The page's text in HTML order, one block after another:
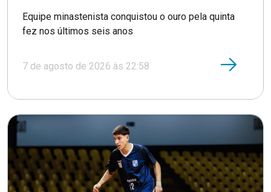
Equipe minastenista conquistou o ouro pela quinta
fez nos últimos seis anos
7 de agosto de 2026 às 22:58